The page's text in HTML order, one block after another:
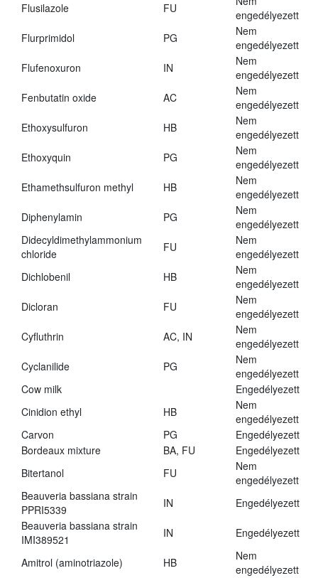
Flusilazole
FU
engedélyezett
Flurprimidol
PG
Nem
engedélyezett
Flufenoxuron
IN
Nem
engedélyezett
Fenbutatin oxide
AC
Nem
engedélyezett
Ethoxysulfuron
HB
Nem
engedélyezett
Ethoxyquin
PG
Nem
engedélyezett
Ethamethsulfuron methyl
HB
Nem
engedélyezett
Diphenylamin
PG
Nem
engedélyezett
Didecyldimethylammonium
chloride
FU
Nem
engedélyezett
Dichlobenil
HB
Nem
engedélyezett
Dicloran
FU
Nem
engedélyezett
Cyfluthrin
AC, IN
Nem
engedélyezett
Cyclanilide
PG
Nem
engedélyezett
Cow milk
Engedélyezett
Cinidion ethyl
HB
Nem
engedélyezett
Carvon
PG
Engedélyezett
Bordeaux mixture
BA, FU
Engedélyezett
Bitertanol
FU
Nem
engedélyezett
Beauveria bassiana strain
PPRI5339
IN
Engedélyezett
Beauveria bassiana strain
IMI389521
IN Engedélyezett
Amitrol (aminotriazole) HB
Nem
engedélyezett